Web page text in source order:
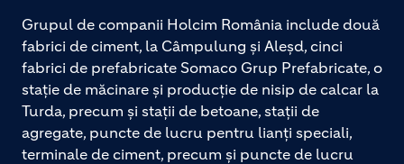
FABRICA SOMACO TIMIȘOARA
FABRICA SOMACO TIMIȘOARA
Sat Dumbravița
Comuna Dumbravița
Centura de Nord a Timișoarei nr. 6
Grupul de companii Holcim România include două
fabrici de ciment, la Câmpulung și Aleșd, cinci
fabrici de prefabricate Somaco Grup Prefabricate, o
stație de măcinare și producție de nisip de calcar la
Turda, precum și stații de betoane, stații de
agregate, puncte de lucru pentru lianți speciali,
terminale de ciment, precum și puncte de lucru